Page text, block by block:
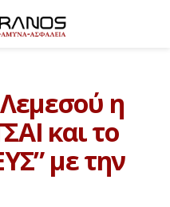
η
και το
με την